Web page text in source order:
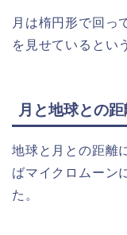
月は楕円形で回っ
を見せているとい
月と地球との
地球と月との距離
ばマイクロムーン
た。